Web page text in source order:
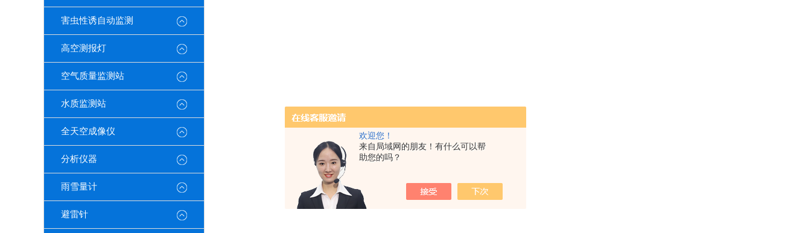
欢迎您！
来自局域网的朋友！有什么可以帮
助您的吗？
害虫性诱自动监测
高空测报灯
空气质量监测站
水质监测站
全天空成像仪
分析仪器
雨雪量计
避雷针